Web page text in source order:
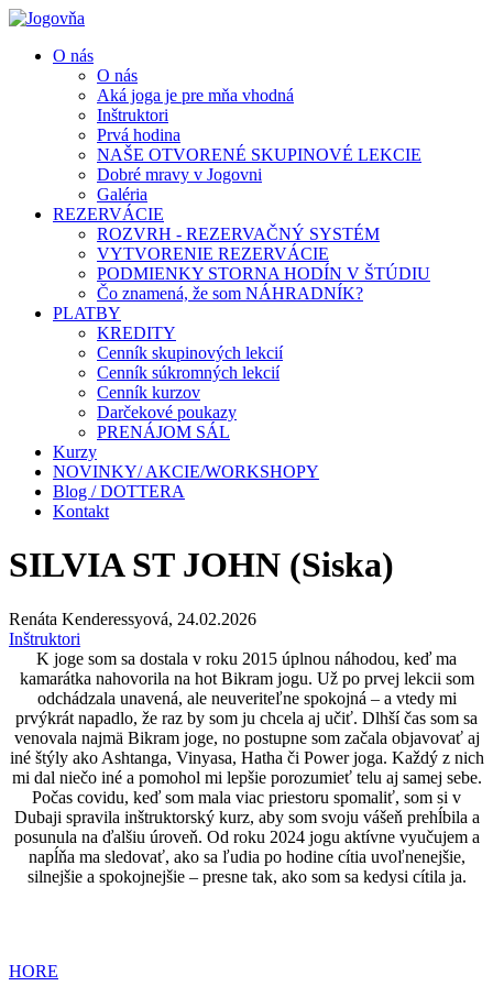
O nás
O nás
Aká joga je pre mňa vhodná
Inštruktori
Prvá hodina
NAŠE OTVORENÉ SKUPINOVÉ LEKCIE
Dobré mravy v Jogovni
Galéria
REZERVÁCIE
ROZVRH - REZERVAČNÝ SYSTÉM
VYTVORENIE REZERVÁCIE
PODMIENKY STORNA HODÍN V ŠTÚDIU
Čo znamená, že som NÁHRADNÍK?
PLATBY
KREDITY
Cenník skupinových lekcií
Cenník súkromných lekcií
Cenník kurzov
Darčekové poukazy
PRENÁJOM SÁL
Kurzy
NOVINKY/ AKCIE/WORKSHOPY
Blog / DOTTERA
Kontakt
SILVIA ST JOHN (Siska)
Renáta Kenderessyová, 24.02.2026
Inštruktori
K joge som sa dostala v roku 2015 úplnou náhodou, keď ma
kamarátka nahovorila na hot Bikram jogu. Už po prvej lekcii som
odchádzala unavená, ale neuveriteľne spokojná – a vtedy mi
prvýkrát napadlo, že raz by som ju chcela aj učiť. Dlhší čas som sa
venovala najmä Bikram joge, no postupne som začala objavovať aj
iné štýly ako Ashtanga, Vinyasa, Hatha či Power joga. Každý z nich
mi dal niečo iné a pomohol mi lepšie porozumieť telu aj samej sebe.
Počas covidu, keď som mala viac priestoru spomaliť, som si v
Dubaji spravila inštruktorský kurz, aby som svoju vášeň prehĺbila a
posunula na ďalšiu úroveň. Od roku 2024 jogu aktívne vyučujem a
napĺňa ma sledovať, ako sa ľudia po hodine cítia uvoľnenejšie,
silnejšie a spokojnejšie – presne tak, ako som sa kedysi cítila ja.
HORE